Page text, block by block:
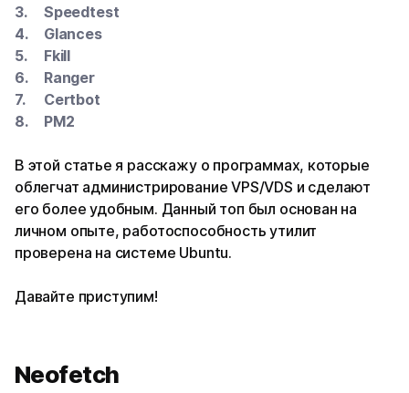
Speedtest
Glances
Fkill
Ranger
Certbot
PM2
В этой статье я расскажу о программах, которые
облегчат администрирование VPS/VDS и сделают
его более удобным. Данный топ был основан на
личном опыте, работоспособность утилит
проверена на системе Ubuntu.
Давайте приступим!
Neofetch